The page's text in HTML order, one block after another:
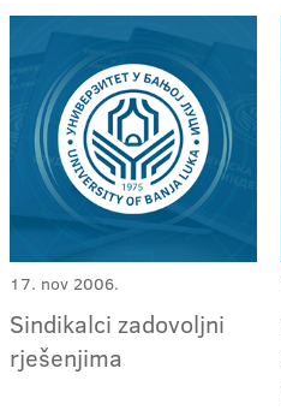
17. nov 2006.
Sindikalci zadovoljni
rješenjima